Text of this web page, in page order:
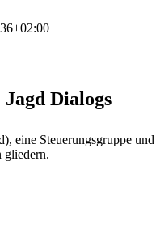
Dialogs
eine Steuerungsgruppe und
gliedern.